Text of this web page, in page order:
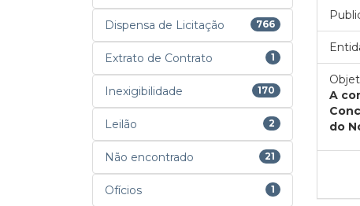
Dispensa de Licitação 766
Extrato de Contrato 1
Inexigibilidade 170
Leilão 2
Não encontrado 21
Ofícios 1
A
do